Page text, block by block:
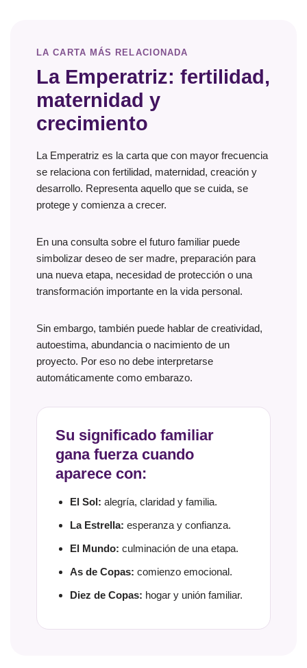
LA CARTA MÁS RELACIONADA
La Emperatriz: fertilidad,
maternidad y
crecimiento
La Emperatriz es la carta que con mayor frecuencia
se relaciona con fertilidad, maternidad, creación y
desarrollo. Representa aquello que se cuida, se
protege y comienza a crecer.
En una consulta sobre el futuro familiar puede
simbolizar deseo de ser madre, preparación para
una nueva etapa, necesidad de protección o una
transformación importante en la vida personal.
Sin embargo, también puede hablar de creatividad,
autoestima, abundancia o nacimiento de un
proyecto. Por eso no debe interpretarse
automáticamente como embarazo.
Su significado familiar
gana fuerza cuando
aparece con:
El Sol: alegría, claridad y familia.
La Estrella: esperanza y confianza.
El Mundo: culminación de una etapa.
As de Copas: comienzo emocional.
Diez de Copas: hogar y unión familiar.